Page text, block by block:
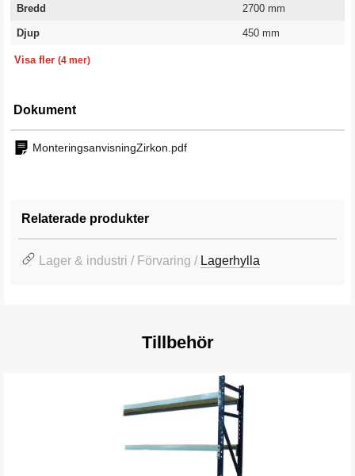
Bredd 2700 mm
Djup
450 mm
Visa fler (4 mer)
Dokument
MonteringsanvisningZirkon.pdf
Relaterade produkter
Lager & industri / Förvaring / Lagerhylla
Tillbehör